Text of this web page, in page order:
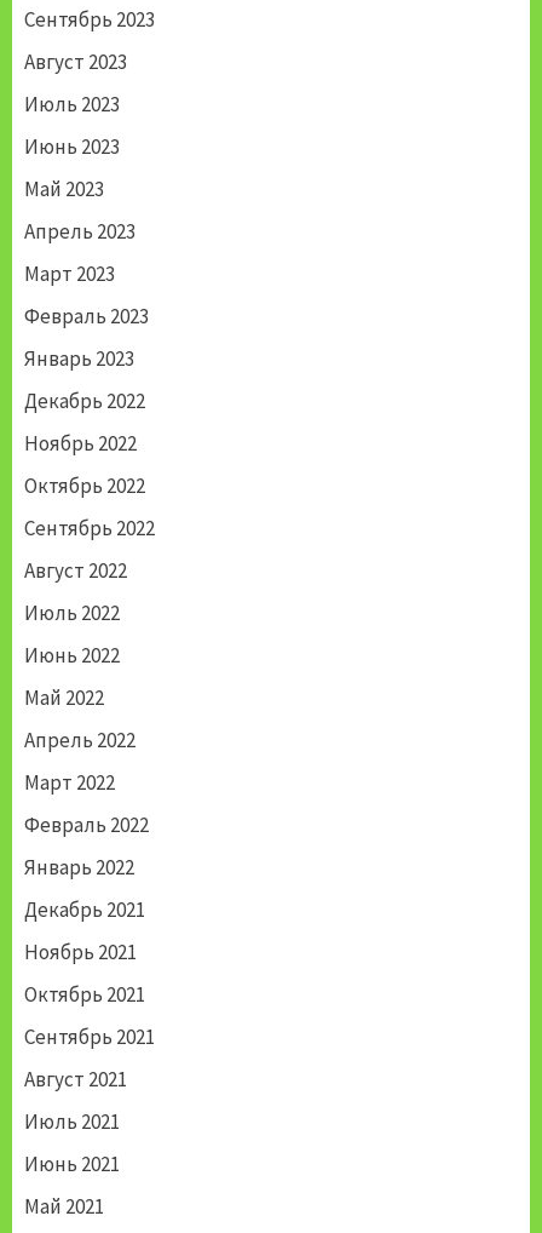
Сентябрь 2023
Август 2023
Июль 2023
Июнь 2023
Май 2023
Апрель 2023
Март 2023
Февраль 2023
Январь 2023
Декабрь 2022
Ноябрь 2022
Октябрь 2022
Сентябрь 2022
Август 2022
Июль 2022
Июнь 2022
Май 2022
Апрель 2022
Март 2022
Февраль 2022
Январь 2022
Декабрь 2021
Ноябрь 2021
Октябрь 2021
Сентябрь 2021
Август 2021
Июль 2021
Июнь 2021
Май 2021